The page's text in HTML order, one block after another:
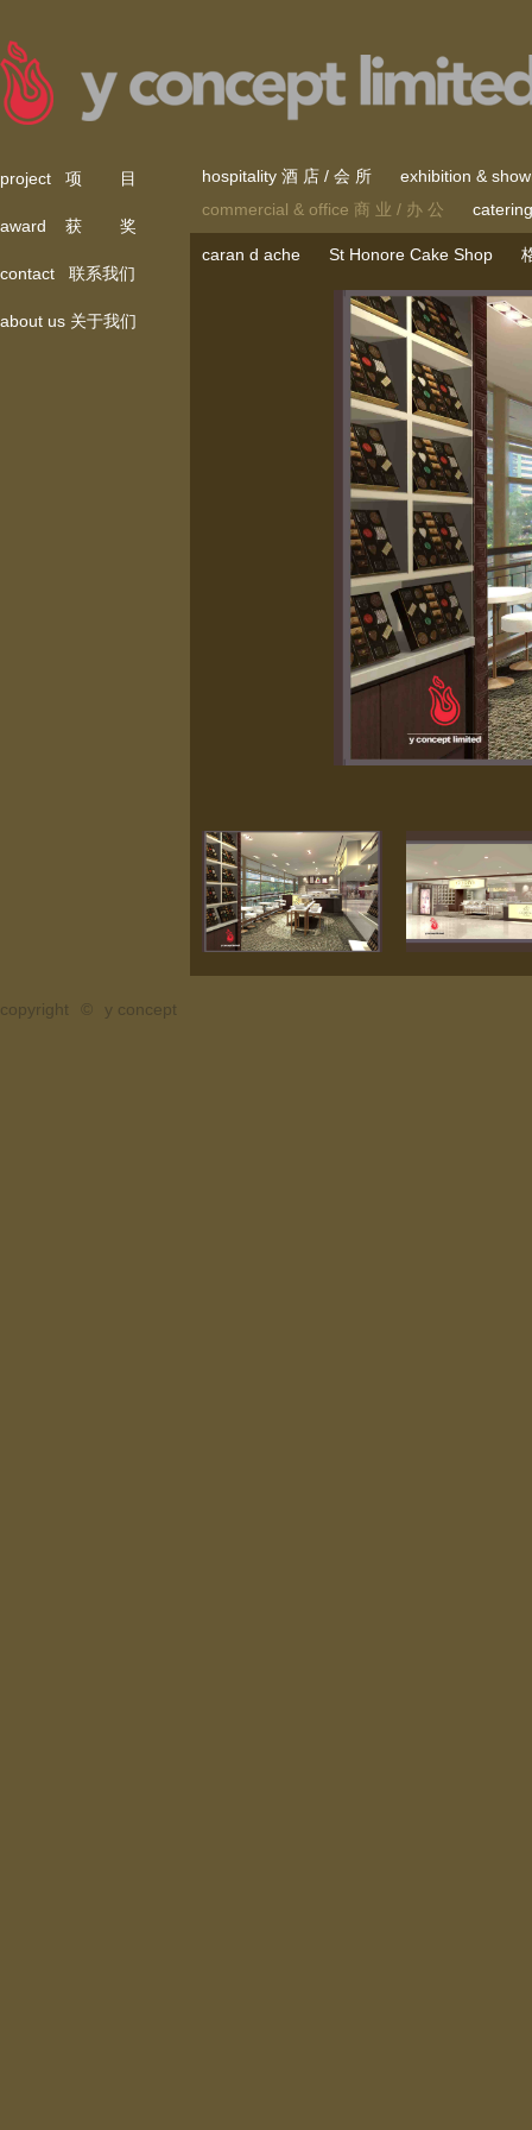
project 项 目
award 获 奖
contact 联系我们
about us 关于我们
hospitality 酒 店 / 会 所
exhibition &
commercial & office 商 业 / 办 公
caran d ache St Honore Cake Shop
copyright © y concept